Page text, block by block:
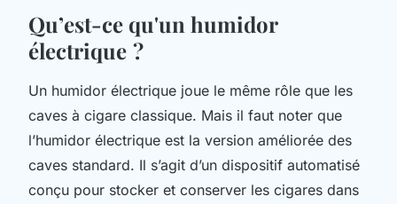
Qu’est-ce qu'un humidor
électrique ?
Un humidor électrique joue le même rôle que les
caves à cigare classique. Mais il faut noter que
l’humidor électrique est la version améliorée des
caves standard. Il s’agit d’un dispositif automatisé
conçu pour stocker et conserver les cigares dans